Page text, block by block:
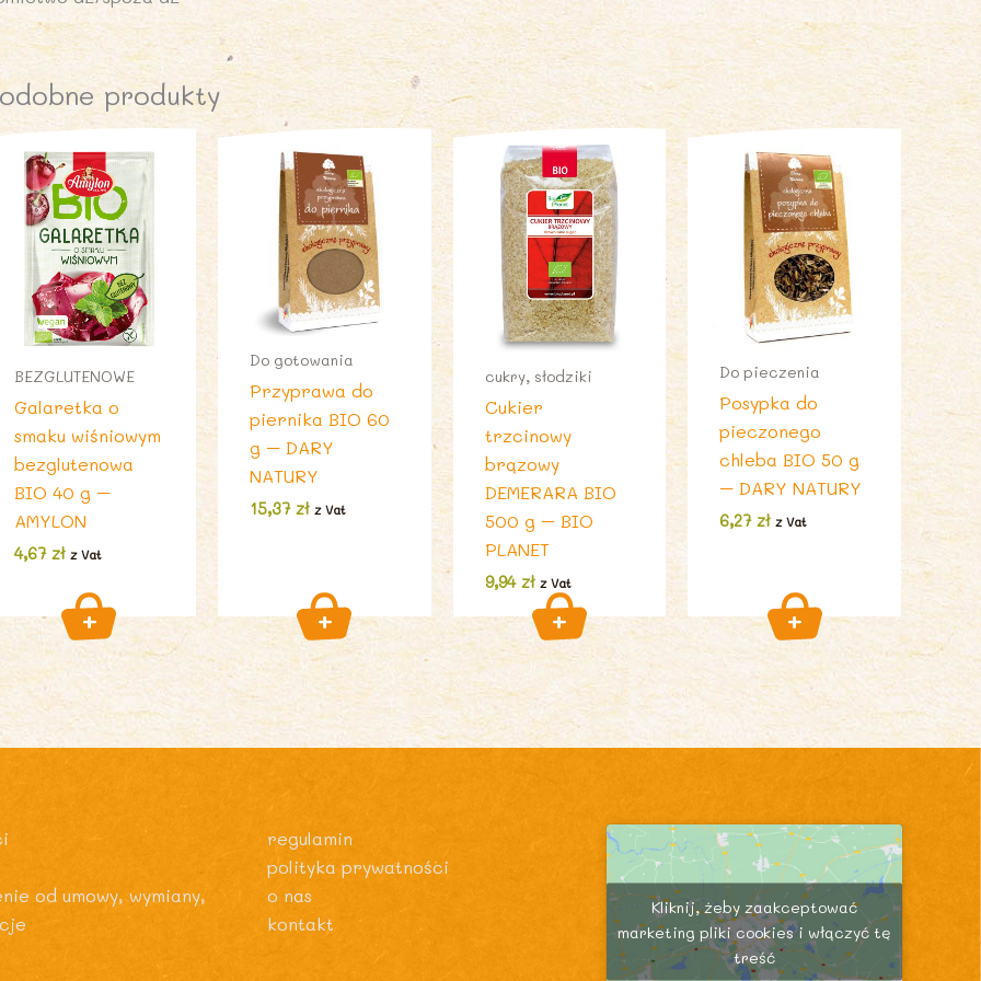
produkty
BEZGLUTENOWE
Galaretka o
smaku wiśniowym
bezglutenowa
BIO 40 g –
AMYLON
4,67zł z Vat
Do gotowania
Przyprawa do
piernika BIO 60
g – DARY
NATURY
15,37 zł z Vat
cukry, słodziki
Cukier
trzcinowy
brązowy
DEMERARA BIO
500 g – BIO
PLANET
9,94 zł z Vat
Do pieczenia
Posypka do
pieczonego
chleba BIO 50 g
– DARY NATURY
6,27zł z Vat
od umowy, wymiany,
regulamin
polityka prywatności
o nas
kontakt
Kliknij, żeby zaakceptować
marketing pliki cookies i włączyć tę
treść